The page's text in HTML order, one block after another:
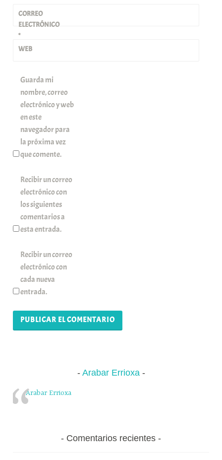
CORREO
ELECTRÓNICO
*
WEB
Guarda mi
nombre, correo
electrónico y web
en este
navegador para
la próxima vez
que comente.
Recibir un correo
electrónico con
los siguientes
comentarios a
esta entrada.
Recibir un correo
electrónico con
cada nueva
entrada.
Arabar Errioxa
Arabar Errioxa
Comentarios recientes